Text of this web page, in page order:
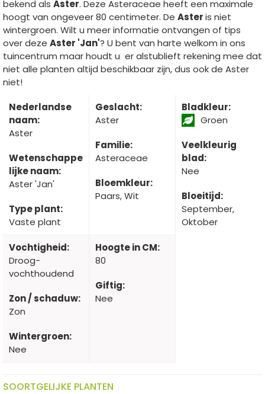
bekend als Aster. Deze Asteraceae heeft een maximale
hoogt van ongeveer 80 centimeter. De Asteris niet
wintergroen. Wilt u meer informatie ontvangen of tips
over deze Aster 'Jan'? U bent van harte welkom in ons
tuincentrum maar houdt u er alstublieft rekening mee dat
niet alle planten altijd beschikbaar zijn, dus ook de Aster
niet!
Nederlandse
naam:
Aster
Wetenschappe
lijke naam:
Aster 'Jan'
Type plant:
Vaste plant
Geslacht:
Aster
Familie:
Asteraceae
Bloemkleur:
Paars, Wit
Bladkleur:
Groen
Veelkleurig
blad:
Nee
Bloeitijd:
September,
Oktober
Vochtigheid:
Droog-
vochthoudend
Zon / schaduw:
Zon
Wintergroen:
Nee
Hoogte in CM:
80
Giftig:
Nee
SOORTGELIJKE PLANTEN